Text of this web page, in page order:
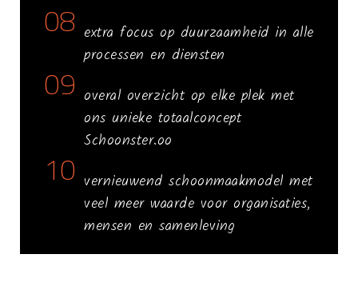
08 extra focus op duurzaamheid in alle
processen en diensten
09 overal overzicht op elke plek met
ons unieke totaalconcept
Schoonster.oo
10 vernieuwend schoonmaakmodel met
veel meer waarde voor organisaties,
mensen en samenleving